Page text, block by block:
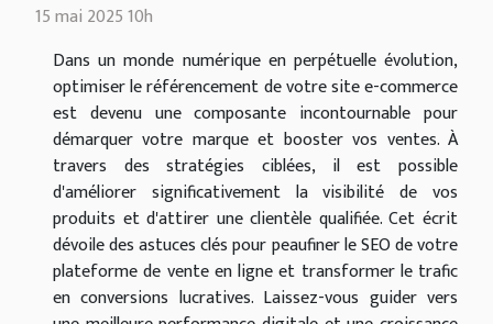
15 mai 2025 10h
Dans un monde numérique en perpétuelle évolution,
optimiser le référencement de votre site e-commerce
est devenu une composante incontournable pour
démarquer votre marque et booster vos ventes. À
travers des stratégies ciblées, il est possible
d'améliorer significativement la visibilité de vos
produits et d'attirer une clientèle qualifiée. Cet écrit
dévoile des astuces clés pour peaufiner le SEO de votre
plateforme de vente en ligne et transformer le trafic
en conversions lucratives. Laissez-vous guider vers